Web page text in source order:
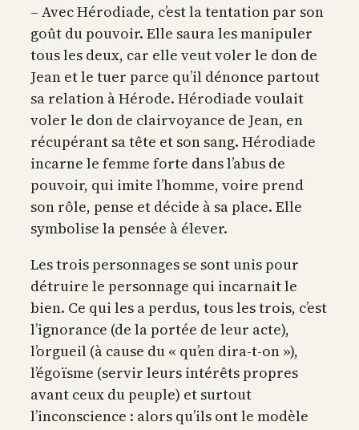
– Avec Hérodiade, c’est la tentation par son
goût du pouvoir. Elle saura les manipuler
tous les deux, car elle veut voler le don de
Jean et le tuer parce qu’il dénonce partout
sa relation à Hérode. Hérodiade voulait
voler le don de clairvoyance de Jean, en
récupérant sa tête et son sang. Hérodiade
incarne le femme forte dans l’abus de
pouvoir, qui imite l’homme, voire prend
son rôle, pense et décide à sa place. Elle
symbolise la pensée à élever.
Les trois personnages se sont unis pour
détruire le personnage qui incarnait le
bien. Ce qui les a perdus, tous les trois, c’est
l’ignorance (de la portée de leur acte),
l’orgueil (à cause du « qu’en dira-t-on »),
l’égoïsme (servir leurs intérêts propres
avant ceux du peuple) et surtout
l’inconscience : alors qu’ils ont le modèle